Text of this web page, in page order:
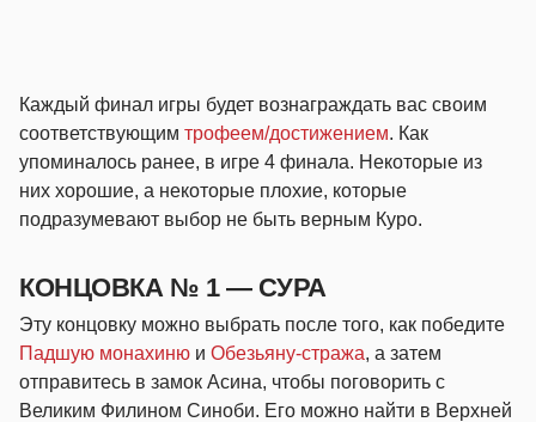
Каждый финал игры будет вознаграждать вас своим
соответствующим трофеем/достижением. Как
упоминалось ранее, в игре 4 финала. Некоторые из
них хорошие, а некоторые плохие, которые
подразумевают выбор не быть верным Куро.
КОНЦОВКА № 1 — СУРА
Эту концовку можно выбрать после того, как победите
Падшую монахиню и Обезьяну-стража, а затем
отправитесь в замок Асина, чтобы поговорить с
Великим Филином Синоби. Его можно найти в Верхней